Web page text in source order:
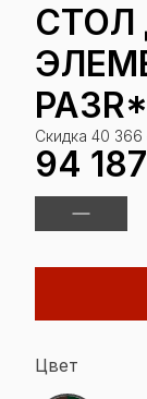
СТОЛ
PA3R*
94
Скидка 40 366
Цвет